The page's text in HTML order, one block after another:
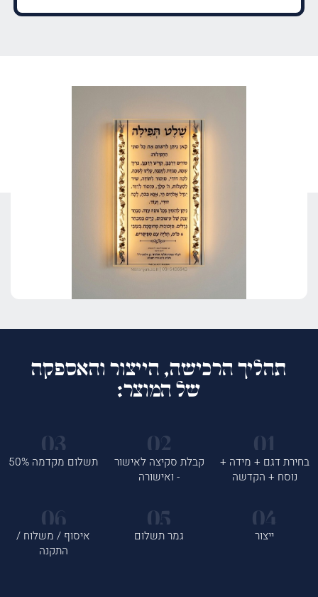
תהליך הרכישה, הייצור והאספקה
של המוצר:
בחירת דגם + מידה +
נוסח + הקדשה
קבלת סקיצה לאישור
- ואישורה
תשלום מקדמה 50%
ייצור גמר תשלום
איסוף / משלוח /
התקנה